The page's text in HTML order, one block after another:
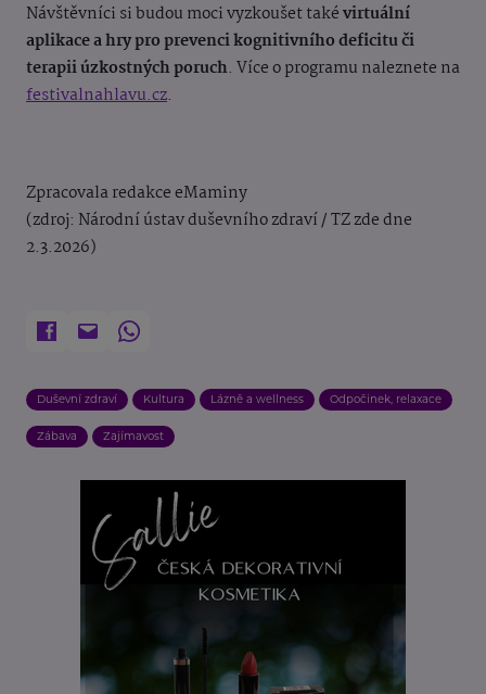
Návštěvníci si budou moci vyzkoušet takévirtuální
aplikace a hry pro prevenci kognitivního deficitu či
terapii úzkostných poruch. Více o programu naleznete na
festivalnahlavu.cz.
Zpracovala redakce eMaminy
(zdroj: Národní ústav duševního zdraví / TZ zde dne
2.3.2026)
Duševní zdraví Kultura Lázně a wellness Odpočinek, relaxace
Zábava Zajímavost